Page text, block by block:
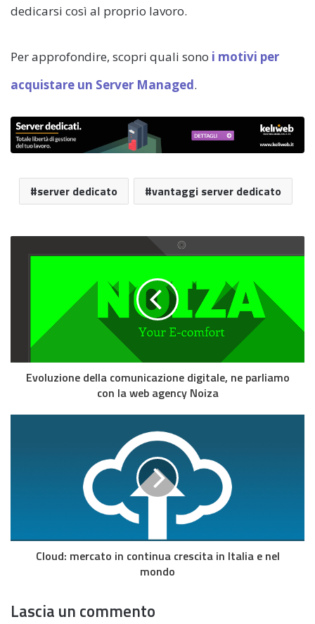
dedicarsi così al proprio lavoro.
Per approfondire, scopri quali sono i motivi per
acquistare un Server Managed.
server dedicato vantaggi server dedicato
Evoluzione della comunicazione digitale, ne parliamo
con la web agency Noiza
Cloud: mercato in continua crescita in Italia e nel
mondo
Lascia un commento